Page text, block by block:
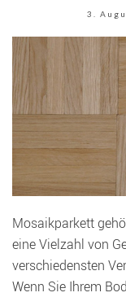
3.
Mosaikparkett
eine Vielzahl von
verschiedensten
Wenn Sie Ihrem